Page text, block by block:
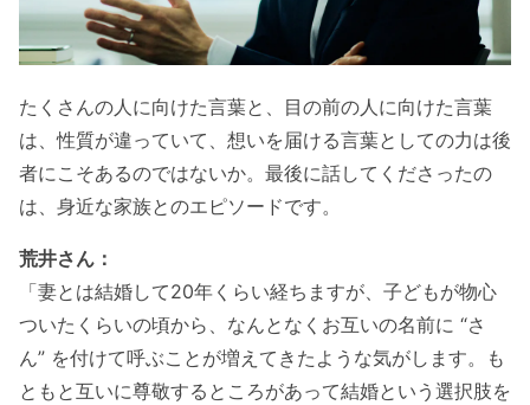
たくさんの人に向けた言葉と、目の前の人に向けた言葉
は、性質が違っていて、想いを届ける言葉としての力は後
者にこそあるのではないか。最後に話してくださったの
は、身近な家族とのエピソードです。
荒井さん：
「妻とは結婚して20年くらい経ちますが、子どもが物心
ついたくらいの頃から、なんとなくお互いの名前に “さ
ん” を付けて呼ぶことが増えてきたような気がします。も
ともと互いに尊敬するところがあって結婚という選択肢を